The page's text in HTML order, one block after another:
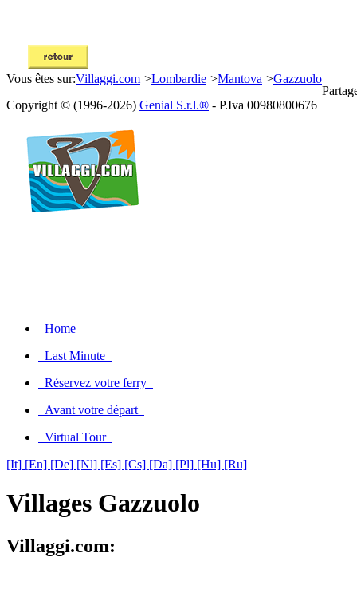
Vous êtes sur:Villaggi.com >Lombardie >Mantova >Gazzuolo
Copyright © (1996-2026) Genial S.r.l.® - P.Iva 00980800676
Home
Last Minute
Réservez votre ferry
Avant votre départ
Virtual Tour
[It] [En] [De] [Nl] [Es] [Cs] [Da] [Pl] [Hu] [Ru]
Villages Gazzuolo
Villaggi.com: